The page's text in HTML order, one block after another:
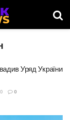
Уряд України
0